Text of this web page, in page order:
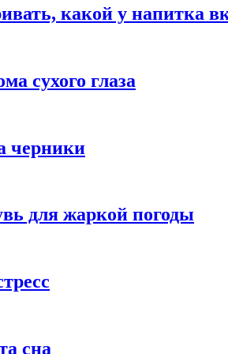
какой у напитка
сухого глаза
черники
для жаркой погоды
сна